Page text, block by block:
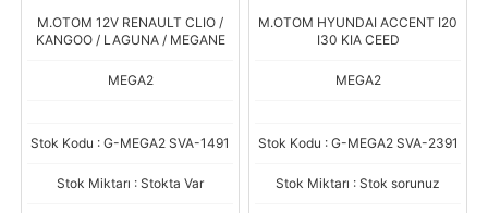
M.OTOM 12V RENAULT CLIO /
KANGOO / LAGUNA / MEGANE
MEGA2
Stok Kodu : G-MEGA2 SVA-1491
Stok Miktarı : Stokta Var
M.OTOM HYUNDAI ACCENT I20
I30 KIA CEED
MEGA2
Stok Kodu : G-MEGA2 SVA-2391
Stok Miktarı : Stok sorunuz